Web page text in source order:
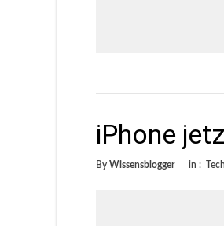
iPhone
By Wissensblogger in :